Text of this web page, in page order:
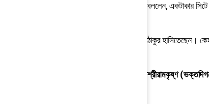
বললেন, একটাকার
ঠাকুর হাসিতেছেন।
শ্রীরামকৃষ্ণ